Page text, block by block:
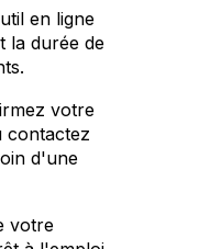
en ligne
la durée de
votre
contactez
d'une
votre